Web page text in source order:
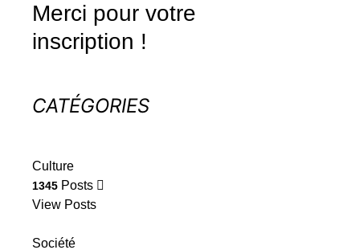
Merci pour votre
inscription !
CATÉGORIES
Culture
1345 Posts
View Posts
Société